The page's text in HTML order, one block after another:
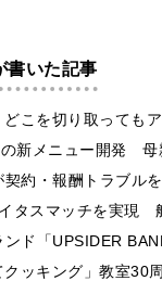
書いた記事
どこを切り取って
の新メニュー開発
契約・報酬トラブ
イタスマッチを実
ンド「UPSIDER
クッキング」教室